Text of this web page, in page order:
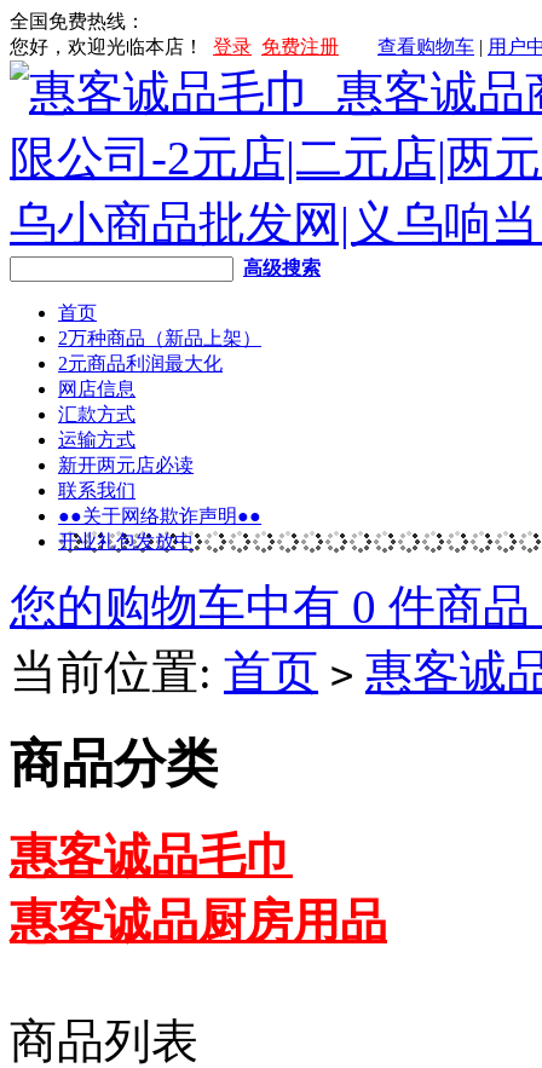
全国免费热线：
您好，欢迎光临本店！
登录 免费注册 查看购物车 | 用户
高级搜索
首页
2万种商品（新品上架）
2元商品利润最大化
网店信息
汇款方式
运输方式
新开两元店必读
联系我们
●●关于网络欺诈声明●●
开业礼包发放中
您的购物车中有 0 件商
当前位置: 首页 > 惠客诚
商品分类
惠客诚品毛巾
惠客诚品厨房用品
商品列表